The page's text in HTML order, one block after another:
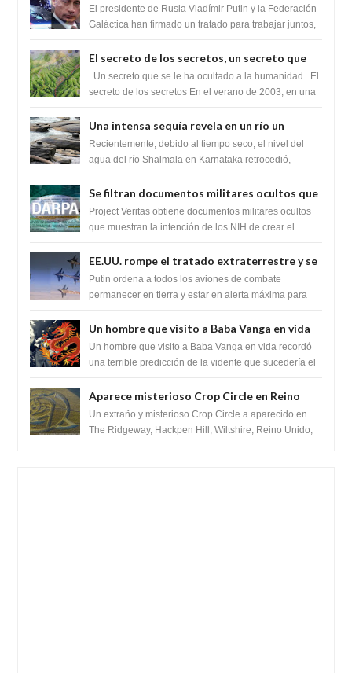
Federación Galactica han firmado un
tratado para acabar con los Sionistas?
El presidente de Rusia Vladímir Putin y la Federación
Galáctica han firmado un tratado para trabajar juntos,
El secreto de los secretos, un secreto que
cambiaría por completo el destino de la
humanidad
Un secreto que se le ha ocultado a la humanidad El
secreto de los secretos En el verano de 2003, en una
Una intensa sequía revela en un río un
impresionante hallazgo de miles de Shiva
Lingas
Recientemente, debido al tiempo seco, el nivel del
agua del río Shalmala en Karnataka retrocedió,
Se filtran documentos militares ocultos que
muestran la intención de los NIH de crear el
SARS-CoV-2, utilizando la investigación de
Project Veritas obtiene documentos militares ocultos
que muestran la intención de los NIH de crear el
EE.UU. rompe el tratado extraterrestre y se
prepara para destruir el misterioso satélite
"Caballero Negro"
Putin ordena a todos los aviones de combate
permanecer en tierra y estar en alerta máxima para
Un hombre que visito a Baba Vanga en vida
recordó la terrible predicción de la vidente
para febrero de 2022.
Un hombre que visito a Baba Vanga en vida recordó
una terrible predicción de la vidente que sucedería el
Aparece misterioso Crop Circle en Reino
Unido 23 de junio 2016
Un extraño y misterioso Crop Circle a aparecido en
The Ridgeway, Hackpen Hill, Wiltshire, Reino Unido,